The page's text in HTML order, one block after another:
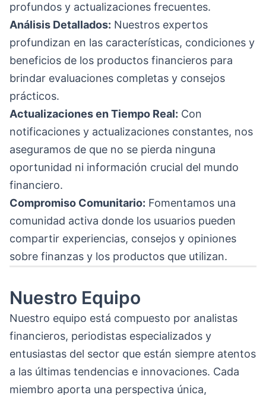
profundos y actualizaciones frecuentes.
Análisis Detallados: Nuestros expertos
profundizan en las características, condiciones y
beneficios de los productos financieros para
brindar evaluaciones completas y consejos
prácticos.
Actualizaciones en Tiempo Real: Con
notificaciones y actualizaciones constantes, nos
aseguramos de que no se pierda ninguna
oportunidad ni información crucial del mundo
financiero.
Compromiso Comunitario: Fomentamos una
comunidad activa donde los usuarios pueden
compartir experiencias, consejos y opiniones
sobre finanzas y los productos que utilizan.
Nuestro Equipo
Nuestro equipo está compuesto por analistas
financieros, periodistas especializados y
entusiastas del sector que están siempre atentos
a las últimas tendencias e innovaciones. Cada
miembro aporta una perspectiva única,